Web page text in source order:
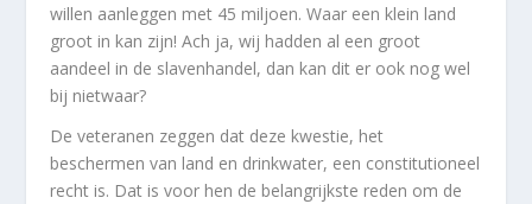
willen aanleggen met 45 miljoen. Waar een klein land
groot in kan zijn! Ach ja, wij hadden al een groot
aandeel in de slavenhandel, dan kan dit er ook nog wel
bij nietwaar?
De veteranen zeggen dat deze kwestie, het
beschermen van land en drinkwater, een constitutioneel
recht is. Dat is voor hen de belangrijkste reden om de